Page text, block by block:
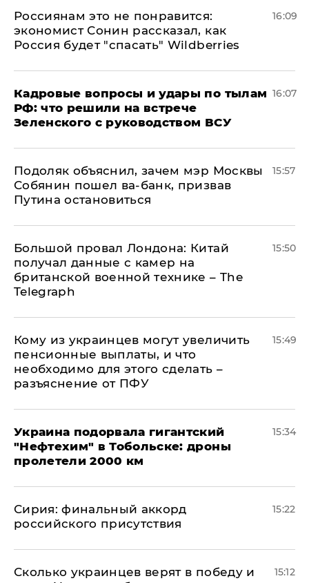
Россиянам это не понравится:
экономист Сонин рассказал, как
Россия будет "спасать" Wildberries
16:09
Кадровые вопросы и удары по тылам
РФ: что решили на встрече
Зеленского с руководством ВСУ
16:07
Подоляк объяснил, зачем мэр Москвы
Собянин пошел ва-банк, призвав
Путина остановиться
15:57
Большой провал Лондона: Китай
получал данные с камер на
британской военной технике – The
Telegraph
15:50
Кому из украинцев могут увеличить
пенсионные выплаты, и что
необходимо для этого сделать –
разъяснение от ПФУ
15:49
Украина подорвала гигантский
"Нефтехим" в Тобольске: дроны
пролетели 2000 км
15:34
​Сирия: финальный аккорд
российского присутствия
15:22
Сколько украинцев верят в победу и
15:12